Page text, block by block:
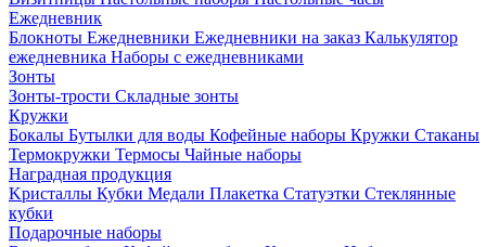
Ежедневник
Блокноты Ежедневники Ежедневники на заказ Калькулятор
ежедневника Наборы с ежедневниками
Зонты
Зонты-трости Складные зонты
Кружки
Бокалы Бутылки для воды Кофейные наборы Кружки Стаканы
Термокружки Термосы Чайные наборы
Наградная продукция
Kристаллы Кубки Медали Плакетка Статуэтки Стеклянные
кубки
Подарочные наборы